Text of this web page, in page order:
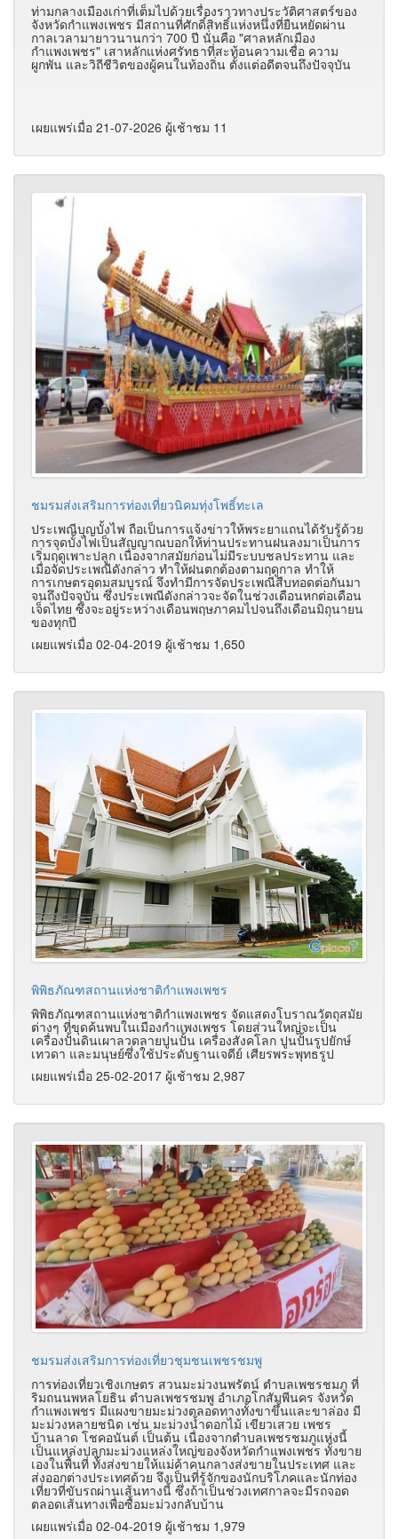
ท่ามกลางเมืองเก่าที่เต็มไปด้วยเรื่องราวทางประวัติศาสตร์ของ
จังหวัดกำแพงเพชร มีสถานที่ศักดิ์สิทธิ์แห่งหนึ่งที่ยืนหยัดผ่าน
กาลเวลามายาวนานกว่า 700 ปี นั่นคือ "ศาลหลักเมือง
กำแพงเพชร" เสาหลักแห่งศรัทธาที่สะท้อนความเชื่อ ความ
ผูกพัน และวิถีชีวิตของผู้คนในท้องถิ่น ตั้งแต่อดีตจนถึงปัจจุบัน
เผยแพร่เมื่อ 21-07-2026 ผู้เช้าชม 11
ชมรมส่งเสริมการท่องเที่ยวนิคมทุ่งโพธิ์ทะเล
ประเพณีบุญบั้งไฟ ถือเป็นการแจ้งข่าวให้พระยาแถนได้รับรู้ด้วย
การจุดบั้งไฟเป็นสัญญาณบอกให้ท่านประทานฝนลงมาเป็นการ
เริ่มฤดูเพาะปลูก เนื่องจากสมัยก่อนไม่มีระบบชลประทาน และ
เมื่อจัดประเพณีดังกล่าว ทำให้ฝนตกต้องตามฤดูกาล ทำให้
การเกษตรอุดมสมบูรณ์ จึงทำมีการจัดประเพณีสืบทอดต่อกันมา
จนถึงปัจจุบัน ซึ่งประเพณีดังกล่าวจะจัดในช่วงเดือนหกต่อเดือน
เจ็ดไทย ซึ่งจะอยู่ระหว่างเดือนพฤษภาคมไปจนถึงเดือนมิถุนายน
ของทุกปี
เผยแพร่เมื่อ 02-04-2019 ผู้เช้าชม 1,650
พิพิธภัณฑสถานแห่งชาติกำแพงเพชร
พิพิธภัณฑสถานแห่งชาติกำแพงเพชร จัดแสดงโบราณวัตถุสมัย
ต่างๆ ที่ขุดค้นพบในเมืองกำแพงเพชร โดยส่วนใหญ่จะเป็น
เครื่องปั้นดินเผาลวดลายปูนปั้น เครื่องสังคโลก ปูนปั้นรูปยักษ์
เทวดา และมนุษย์ซึ่งใช้ประดับฐานเจดีย์ เศียรพระพุทธรูป
เผยแพร่เมื่อ 25-02-2017 ผู้เช้าชม 2,987
ชมรมส่งเสริมการท่องเที่ยวชุมชนเพชรชมพู
การท่องเที่ยวเชิงเกษตร สวนมะม่วงนพรัตน์ ตำบลเพชรชมภู ที่
ริมถนนพหลโยธิน ตำบลเพชรชมพู อำเภอโกสัมพีนคร จังหวัด
กำแพงเพชร มีแผงขายมะม่วงตลอดทางทั้งขาขึ้นและขาล่อง มี
มะม่วงหลายชนิด เช่น มะม่วงน้ำดอกไม้ เขียวเสวย เพชร
บ้านลาด โชคอนันต์ เป็นต้น เนื่องจากตำบลเพชรชมภูแห่งนี้
เป็นแหล่งปลูกมะม่วงแหล่งใหญ่ของจังหวัดกำแพงเพชร ทั้งขาย
เองในพื้นที่ ทั้งส่งขายให้แม่ค้าคนกลางส่งขายในประเทศ และ
ส่งออกต่างประเทศด้วย จึงเป็นที่รู้จักของนักบริโภคและนักท่อง
เที่ยวที่ขับรถผ่านเส้นทางนี้ ซึ่งถ้าเป็นช่วงเทศกาลจะมีรถจอด
ตลอดเส้นทางเพื่อซื้อมะม่วงกลับบ้าน
เผยแพร่เมื่อ 02-04-2019 ผู้เช้าชม 1,979